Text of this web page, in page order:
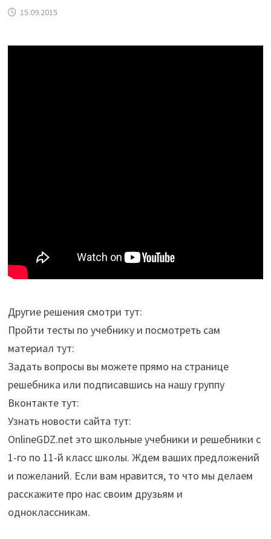
15.09.2015
Другие решения смотри тут:
Пройти тесты по учебнику и посмотреть сам
материал тут:
Задать вопросы вы можете прямо на странице
решебника или подписавшись на нашу группу
Вконтакте тут:
Узнать новости сайта тут:
OnlineGDZ.net это школьные учебники и решебники с
1-го по 11-й класс школы. Ждем ваших предложений
и пожеланий. Если вам нравится, то что мы делаем
расскажите про нас своим друзьям и
одноклассникам.